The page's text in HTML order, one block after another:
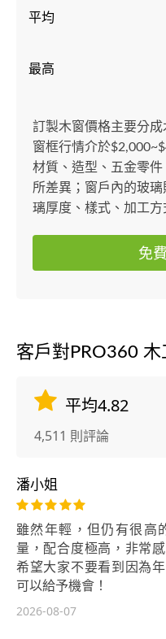
平均
最高
訂製木窗價格主要分
窗框行情介於
材質、造型、五金零
所差異；窗戶內的玻
璃厚度、樣式、加工方
免
客戶對PRO360
平均4.82
4,511 則評論
潘小姐
雖然年輕，但仍有很高
量，配合度極高，非常
希望大家不要看到因為
可以給予機會！
2026-08-07